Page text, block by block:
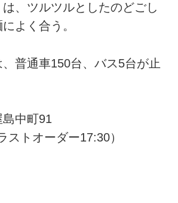
は、ツルツルとしたのどごし
よく合う。
普通車150台、バス5台が止
中町91
ストオーダー17:30）